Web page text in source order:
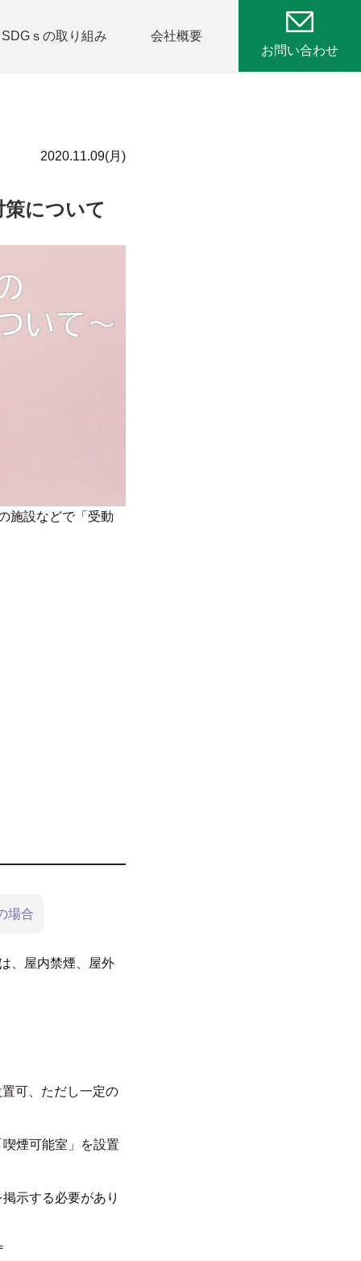
SDGｓの取り組み
会社概要
お問い合わせ
2020.11.09(月)
について
施設などで「受動
場合
、屋内禁煙、屋外
可、ただし一定の
煙可能室」を設置
示する必要があり